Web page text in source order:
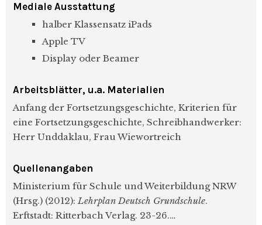
Mediale Ausstattung
halber Klassensatz iPads
Apple TV
Display oder Beamer
Arbeitsblätter, u.a. Materialien
Anfang der Fortsetzungsgeschichte, Kriterien für
eine Fortsetzungsgeschichte, Schreibhandwerker:
Herr Unddaklau, Frau Wiewortreich
Quellenangaben
Ministerium für Schule und Weiterbildung NRW
(Hrsg.) (2012):Lehrplan Deutsch Grundschule.
Erftstadt: Ritterbach Verlag. 23-26.…